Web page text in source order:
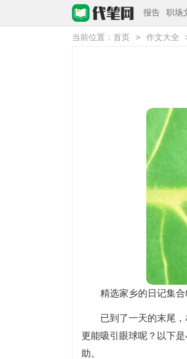
报告 职场
当前位置： 首页 > 作文大全
精选家乡的日记集合
已到了一天的末尾
更能吸引眼球呢？以下
助。